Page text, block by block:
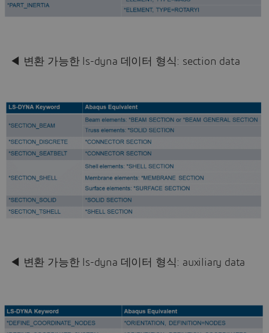
◀ 변환 가능한 ls-dyna 데이터 형식: section data
◀ 변환 가능한 ls-dyna 데이터 형식: auxiliary data